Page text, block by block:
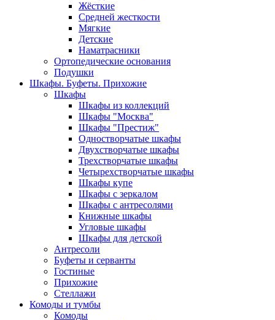
Жёсткие
Средней жесткости
Мягкие
Детские
Наматрасники
Ортопедические основания
Подушки
Шкафы. Буфеты. Прихожие
Шкафы
Шкафы из коллекций
Шкафы "Москва"
Шкафы "Престиж"
Одностворчатые шкафы
Двухстворчатые шкафы
Трехстворчатые шкафы
Четырехстворчатые шкафы
Шкафы купе
Шкафы с зеркалом
Шкафы с антресолями
Книжные шкафы
Угловые шкафы
Шкафы для детской
Антресоли
Буфеты и серванты
Гостиные
Прихожие
Стеллажи
Комоды и тумбы
Комоды